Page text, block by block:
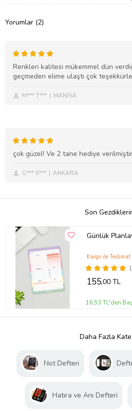
Yorumlar (2)
Renkleri kalitesi mükemmel dün
geçmeden elime ulaştı çok
M*** T*** MANİSA
çok güzel! Ve 2 tane hediye
G*** S*** ANKARA
Son
Günlük
Kargo ile Teslimat
155,00 TL
16,53 TL'den
Daha Fazla
Not Defteri
Hatıra ve Anı Defteri